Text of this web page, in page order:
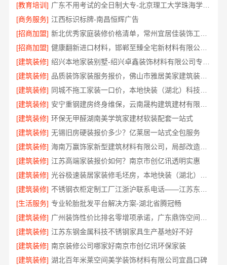
[教育培训]
广东不用考试的全日制大专-北京理工大学珠海学院继教院
[商务服务] 江西标识标牌-南昌恒辉广告
[招商加盟]
[招商加盟]
健康翻新进口材料，邯郸至臻全宅新材料有限公司臻选全球优质原料
[建筑装修]
[建筑装修]
品质装饰家装服务报价，佛山市雅居美家建筑装饰工程有限公司透明实惠
[建筑装修]
[建筑装修]
[建筑装修] 环保无甲醛湖南美学筑家建材软装配套一站式
[建筑装修] 无锡旧房硬装报价多少？亿莱居一站式全包服务
[建筑装修]
海南万赢饰家新型建筑材料有限公司，局部改造居室报价明细
[建筑装修] 江苏高端家装报价如何？南京市创亿讯透明实惠
[建筑装修]
[建筑装修]
[生活服务] 专业轮胎批发平台解决方案-湖北省腾冠畅
[建筑装修]
[建筑装修] 江苏东钢金属科技不锈钢家具生产基地好不好
[建筑装修] 南京装修公司哪家好南京市创亿讯环保家装
[建筑装修] 湖北百年米莱空间美学装饰材料有限公司宜昌口碑